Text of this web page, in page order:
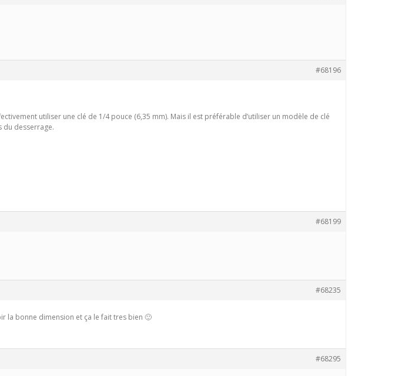
#68196
utiliser une clé de 1/4 pouce (6,35 mm). Mais il est préférable d’utiliser un modèle de clé
du desserrage.
#68199
#68235
la bonne dimension et ça le fait tres bien 🙂
#68295